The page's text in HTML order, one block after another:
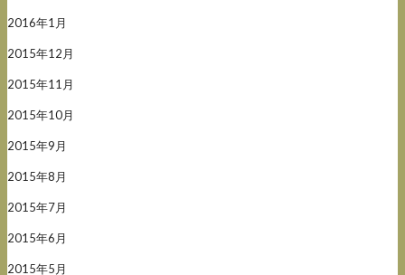
2016年1月
2015年12月
2015年11月
2015年10月
2015年9月
2015年8月
2015年7月
2015年6月
2015年5月